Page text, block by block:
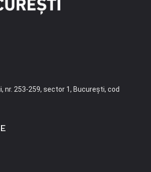
nr. 253-259, sector 1, București, cod